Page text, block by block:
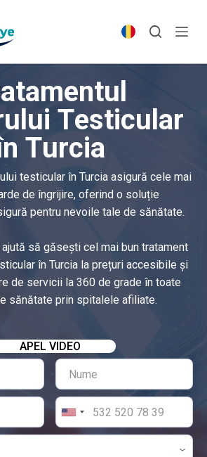
Testicular
Turcia
testicular în Turcia asigură cele mai
de îngrijire, oferind o soluție
pentru nevoile tale de sănătate.
să găsești cel mai bun tratament
în Turcia la prețuri accesibile și
de servicii la 360 de grade în toate
sănătate prin spitalele afiliate.
APEL VIDEO